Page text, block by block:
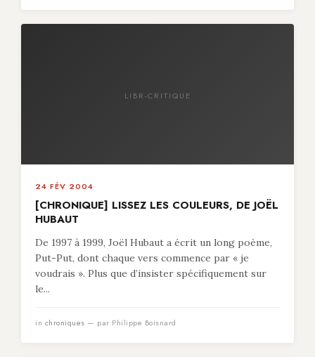
LIBR-CRITIQUE
24 FÉV 2004
[CHRONIQUE] LISSEZ LES COULEURS, DE JOËL
HUBAUT
De 1997 à 1999, Joël Hubaut a écrit un long poème,
Put-Put, dont chaque vers commence par « je
voudrais ». Plus que d’insister spécifiquement sur
le...
in chroniques — par Philippe Boisnard